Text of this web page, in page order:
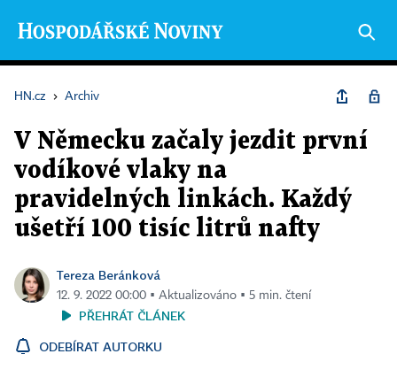
HN.cz › Archiv
V Německu začaly jezdit první
vodíkové vlaky na
pravidelných linkách. Každý
ušetří 100 tisíc litrů nafty
Tereza Beránková
12. 9. 2022 00:00 ▪ Aktualizováno ▪ 5 min. čtení
PŘEHRÁT ČLÁNEK
ODEBÍRAT AUTORKU